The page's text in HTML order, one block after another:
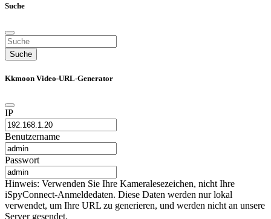
Suche
Suche
Kkmoon Video-URL-Generator
IP
Benutzername
Passwort
Hinweis: Verwenden Sie Ihre Kameralesezeichen, nicht Ihre
iSpyConnect-Anmeldedaten. Diese Daten werden nur lokal
verwendet, um Ihre URL zu generieren, und werden nicht an unsere
Server gesendet.